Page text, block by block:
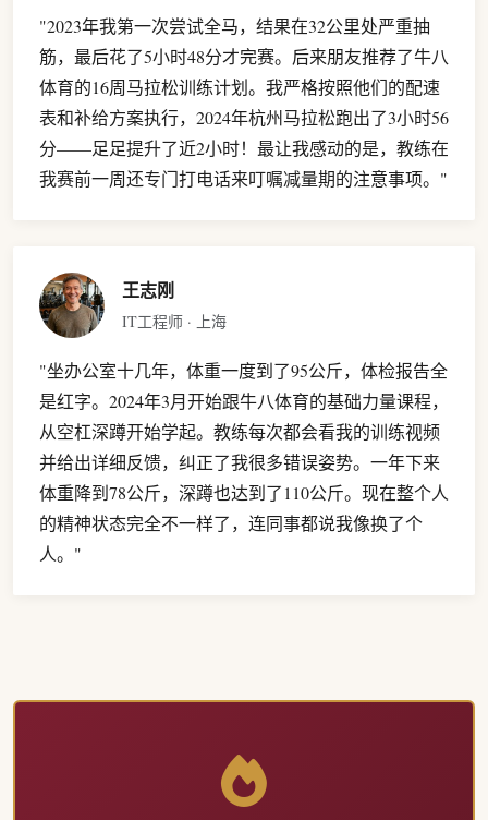
"2023年我第一次尝试全马，结果在32公里处严重抽
筋，最后花了5小时48分才完赛。后来朋友推荐了牛八
体育的16周马拉松训练计划。我严格按照他们的配速
表和补给方案执行，2024年杭州马拉松跑出了3小时56
分——足足提升了近2小时！最让我感动的是，教练在
我赛前一周还专门打电话来叮嘱减量期的注意事项。"
王志刚
IT工程师 · 上海
"坐办公室十几年，体重一度到了95公斤，体检报告全
是红字。2024年3月开始跟牛八体育的基础力量课程，
从空杠深蹲开始学起。教练每次都会看我的训练视频
并给出详细反馈，纠正了我很多错误姿势。一年下来
体重降到78公斤，深蹲也达到了110公斤。现在整个人
的精神状态完全不一样了，连同事都说我像换了个
人。"